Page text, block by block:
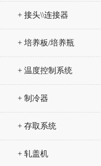
+ 接头\\连接器
+ 培养板/培养瓶
+ 温度控制系统
+ 制冷器
+ 存取系统
+ 轧盖机